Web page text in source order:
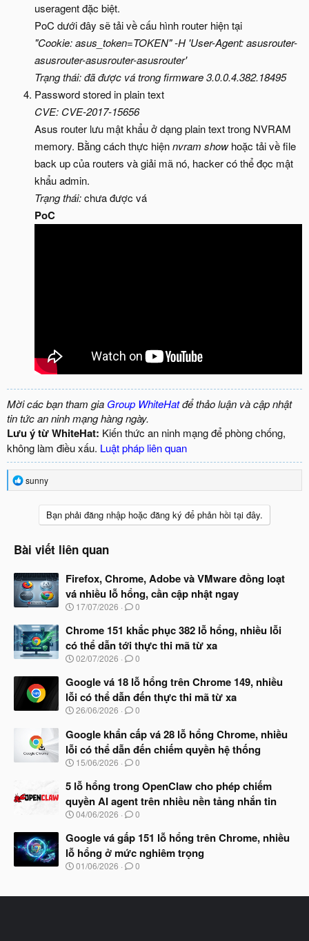
useragent đặc biệt.
PoC dưới đây sẽ tải về cấu hình router hiện tại
"Cookie: asus_token=TOKEN" -H 'User-Agent: asusrouter-
asusrouter-asusrouter-asusrouter'
Trạng thái: đã được vá trong firmware 3.0.0.4.382.18495
Password stored in plain text
CVE: CVE-2017-15656
Asus router lưu mật khẩu ở dạng plain text trong NVRAM
memory. Bằng cách thực hiệnnvram showhoặc tải về file
back up của routers và giải mã nó, hacker có thể đọc mật
khẩu admin.
Trạng thái:chưa được vá
PoC
Mời các bạn tham gia Group WhiteHatđể thảo luận và cập nhật
tin tức an ninh mạng hàng ngày.
Lưu ý từ WhiteHat: Kiến thức an ninh mạng để phòng chống,
không làm điều xấu. Luật pháp liên quan
R
e
o
n
:
sunny
Bạn phải đăng nhập hoặc đăng ký để phản hồi tại đây.
Bài viết liên quan
Firefox, Chrome, Adobe và VMware đồng loạt
vá nhiều lỗ hổng, cần cập nhật ngay
N
à
b
ắ
đ
ầ
u
17/07/2026 0
Chrome 151 khắc phục 382 lỗ hổng, nhiều lỗi
có thể dẫn tới thực thi mã từ xa
N
à
b
ắ
đ
ầ
u
02/07/2026 0
Google vá 18 lỗ hổng trên Chrome 149, nhiều
lỗi có thể dẫn đến thực thi mã từ xa
N
à
y
b
ắ
đ
ầ
u
26/06/2026 0
Google khẩn cấp vá 28 lỗ hổng Chrome, nhiều
lỗi có thể dẫn đến chiếm quyền hệ thống
N
à
b
ắ
đ
ầ
u
15/06/2026 0
5 lỗ hổng trong OpenClaw cho phép chiếm
quyền AI agent trên nhiều nền tảng nhắn tin
N
à
b
ắ
04/06/2026 0
Google vá gấp 151 lỗ hổng trên Chrome, nhiều
lỗ hổng ở mức nghiêm trọng
N
y
01/06/2026 0